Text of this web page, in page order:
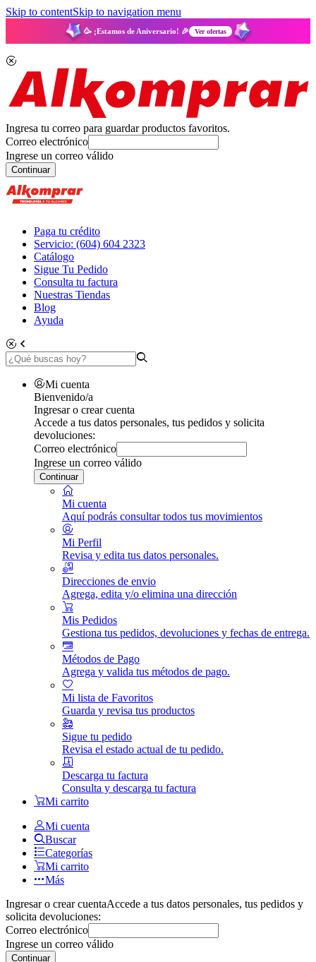
Skip to contentSkip to navigation menu
🥳 ¡Estamos de Aniversario! 🎉 Ver ofertas
Ingresa tu correo para guardar productos favoritos.
Correo electrónico
Ingrese un correo válido
Continuar
Paga tu crédito
Servicio: (604) 604 2323
Catálogo
Sigue Tu Pedido
Consulta tu factura
Nuestras Tiendas
Blog
Ayuda
Mi cuenta
Bienvenido/a
Ingresar o crear cuenta
Accede a tus datos personales, tus pedidos y solicita
devoluciones:
Correo electrónico
Ingrese un correo válido
Continuar
Mi cuenta
Aquí podrás consultar todos tus movimientos
Mi Perfil
Revisa y edita tus datos personales.
Direcciones de envio
Agrega, edita y/o elimina una dirección
Mis Pedidos
Gestiona tus pedidos, devoluciones y fechas de entrega.
Métodos de Pago
Agrega y valida tus métodos de pago.
Mi lista de Favoritos
Guarda y revisa tus productos
Sigue tu pedido
Revisa el estado actual de tu pedido.
Descarga tu factura
Consulta y descarga tu factura
Mi carrito
Mi cuenta
Buscar
Categorías
Mi carrito
Más
Ingresar o crear cuentaAccede a tus datos personales, tus pedidos y
solicita devoluciones:
Correo electrónico
Ingrese un correo válido
Continuar